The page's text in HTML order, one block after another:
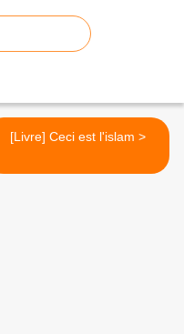
[Livre] Ceci est l'islam >